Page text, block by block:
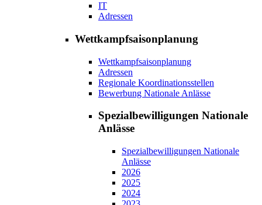
IT
Adressen
Wettkampfsaisonplanung
Wettkampfsaisonplanung
Adressen
Regionale Koordinationsstellen
Bewerbung Nationale Anlässe
Spezialbewilligungen Nationale
Anlässe
Spezialbewilligungen Nationale
Anlässe
2026
2025
2024